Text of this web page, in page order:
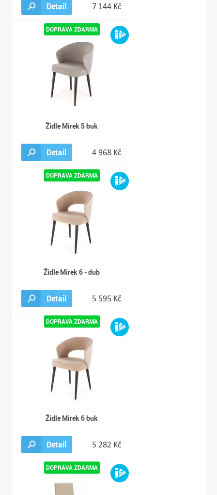
Detail 7 144 Kč
Židle Mirek 5 buk
Detail 4 968 Kč
Židle Mirek 6 - dub
Detail 5 595 Kč
Židle Mirek 6 buk
Detail 5 282 Kč